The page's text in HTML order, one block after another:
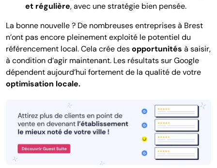
et régulière, avec une stratégie bien pensée.
La bonne nouvelle ? De nombreuses entreprises à Brest
n’ont pas encore pleinement exploité le potentiel du
référencement local. Cela créedesopportunités à saisir,
à condition d’agir maintenant. Les résultats sur Google
dépendent aujourd’hui fortement de la qualité de votre
optimisation locale.